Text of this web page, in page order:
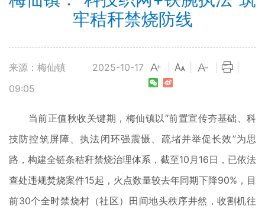
牢秸秆禁烧防线
来源：梅仙镇
2025-10-17
09:05
当前正值秋收关键期，梅仙镇以“前置宣传夯基础、科
技防控筑屏障、执法闭环强震慑、疏堵并举促长效”为思
路，构建全链条秸秆禁烧治理体系，截至10月16日，已依法
查处违规焚烧案件15起，火点数量较去年同期下降90%，目
前30个全时禁烧村（社区）田间地头秩序井然，收割机往